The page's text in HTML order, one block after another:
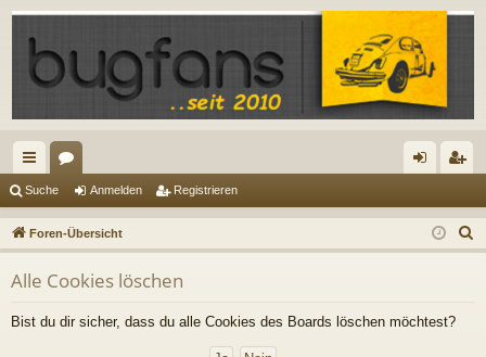
ch
ne
llz
ug
riff
en m
el
n
ist
rie
Suche Anmelden Registrieren
Foren-Übersicht
u
Alle Cookies löschen
Bist du dir sicher, dass du alle Cookies des Boards löschen möchtest?